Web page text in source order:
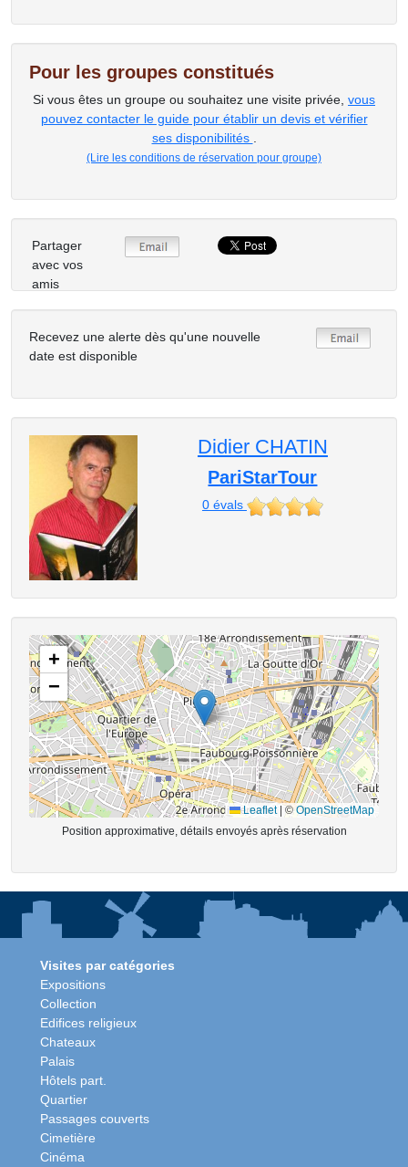
Pour les groupes constitués
Si vous êtes un groupe ou souhaitez une visite privée, vous
pouvez contacter le guide pour établir un devis et vérifier
ses disponibilités
(Lire les conditions de réservation pour groupe)
Partager
avec vos
amis
Recevez une alerte dès qu'une nouvelle
date est disponible
Didier CHATIN
PariStarTour
0évals
+
−
Leaflet | ©OpenStreetMap
Position approximative, détails envoyés après réservation
Visites par catégories
Expositions
Collection
Edifices religieux
Chateaux
Palais
Hôtels part.
Quartier
Passages couverts
Cimetière
Cinéma